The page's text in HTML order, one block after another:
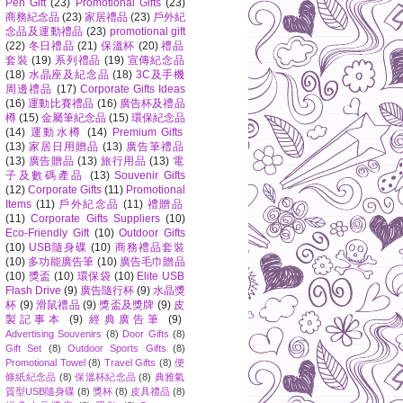
Pen Gift (23) Promotional Gifts (23)
商務紀念品 (23) 家居禮品 (23) 戶外紀
念品及運動禮品 (23) promotional gift
(22) 冬日禮品 (21) 保溫杯 (20) 禮品
套裝 (19) 系列禮品 (19) 宣傳紀念品
(18) 水晶座及紀念品 (18) 3C及手機
周邊禮品 (17) Corporate Gifts Ideas
(16) 運動比賽禮品 (16) 廣告杯及禮品
樽 (15) 金屬筆紀念品 (15) 環保紀念品
(14) 運動水樽 (14) Premium Gifts
(13) 家居日用贈品 (13) 廣告筆禮品
(13) 廣告贈品 (13) 旅行用品 (13) 電
子及數碼產品
(13) Souvenir Gifts
(12) Corporate Gifts (11) Promotional
Items (11) 戶外紀念品 (11) 禮贈品
(11) Corporate Gifts Suppliers (10)
Eco-Friendly Gift (10) Outdoor Gifts
(10) USB隨身碟 (10) 商務禮品套裝
(10) 多功能廣告筆 (10) 廣告毛巾贈品
(10) 獎盃 (10) 環保袋 (10) Elite USB
Flash Drive (9) 廣告隨行杯 (9) 水晶獎
杯 (9) 滑鼠禮品 (9) 獎盃及獎牌 (9) 皮
製記事本
(9) 經典廣告筆 (9)
Advertising Souvenirs (8) Door Gifts (8)
Gift Set
(8) Outdoor Sports Gifts
(8)
Promotional Towel (8) Travel Gifts (8) 便
條紙紀念品 (8) 保溫杯紀念品 (8) 典雅氣
質型USB隨身碟 (8) 獎杯 (8) 皮具禮品 (8)